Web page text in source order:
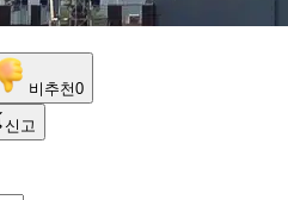
비추천0
신고